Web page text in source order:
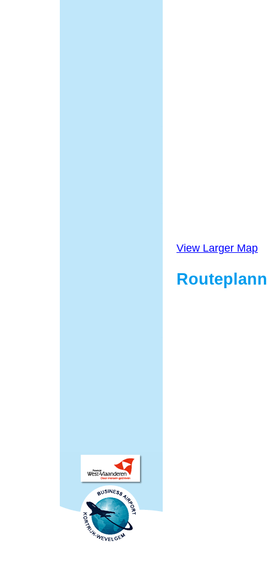
View Larger Map